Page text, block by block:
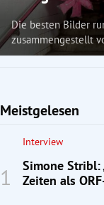
Die besten Bilder
zusammengestellt
Meistgelesen
Interview
Simone Stribl:
Zeiten als